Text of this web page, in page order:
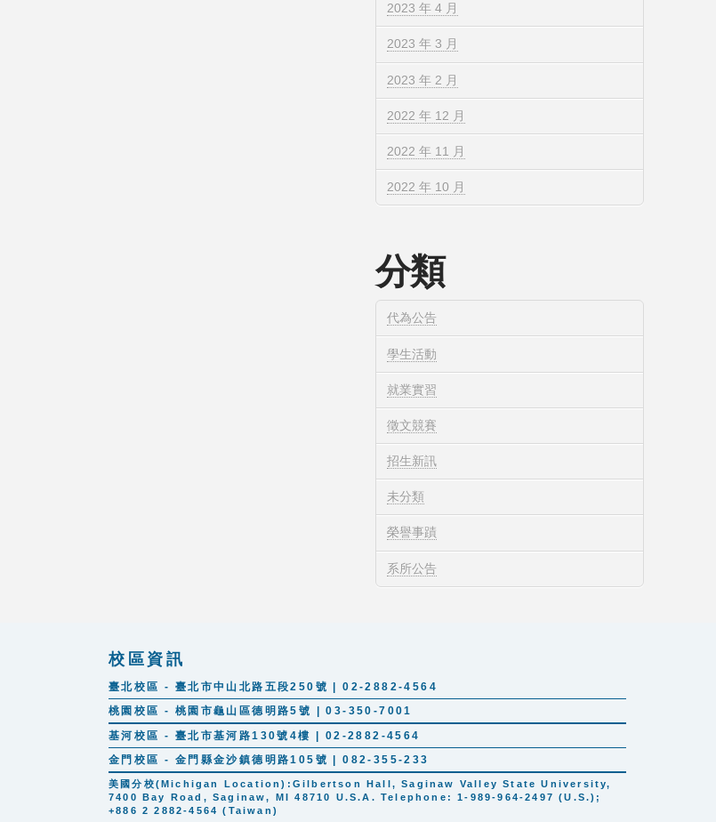
2023 年 4 月
2023 年 3 月
2023 年 2 月
2022 年 12 月
2022 年 11 月
2022 年 10 月
分類
代為公告
學生活動
就業實習
徵文競賽
招生新訊
未分類
榮譽事蹟
系所公告
校區資訊
臺北校區 - 臺北市中山北路五段250號 | 02-2882-4564
桃園校區 - 桃園市龜山區德明路5號 | 03-350-7001
基河校區 - 臺北市基河路130號4樓 | 02-2882-4564
金門校區 - 金門縣金沙鎮德明路105號 | 082-355-233
美國分校(Michigan Location):Gilbertson Hall, Saginaw Valley State University,
7400 Bay Road, Saginaw, MI 48710 U.S.A. Telephone: 1-989-964-2497 (U.S.);
+886 2 2882-4564 (Taiwan)